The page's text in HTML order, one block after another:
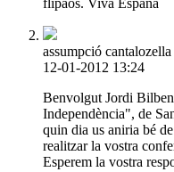
assumpció cantalozella
12-01-2012 13:24
Benvolgut Jordi
Independència", de
quin dia us aniria bé
realitzar la vostra
Esperem la vostra